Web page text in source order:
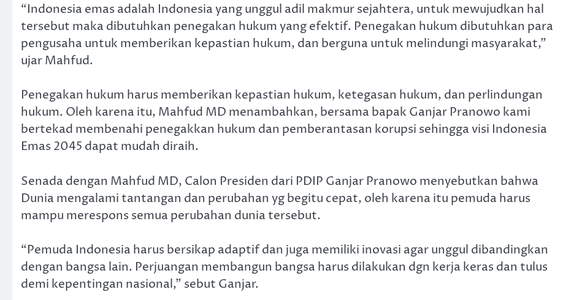
“Indonesia emas adalah Indonesia yang unggul adil makmur sejahtera, untuk mewujudkan hal
tersebut maka dibutuhkan penegakan hukum yang efektif. Penegakan hukum dibutuhkan para
pengusaha untuk memberikan kepastian hukum, dan berguna untuk melindungi masyarakat,”
ujar Mahfud.
Penegakan hukum harus memberikan kepastian hukum, ketegasan hukum, dan perlindungan
hukum. Oleh karena itu, Mahfud MD menambahkan, bersama bapak Ganjar Pranowo kami
bertekad membenahi penegakkan hukum dan pemberantasan korupsi sehingga visi Indonesia
Emas 2045 dapat mudah diraih.
Senada dengan Mahfud MD, Calon Presiden dari PDIP Ganjar Pranowo menyebutkan bahwa
Dunia mengalami tantangan dan perubahan yg begitu cepat, oleh karena itu pemuda harus
mampu merespons semua perubahan dunia tersebut.
“Pemuda Indonesia harus bersikap adaptif dan juga memiliki inovasi agar unggul dibandingkan
dengan bangsa lain. Perjuangan membangun bangsa harus dilakukan dgn kerja keras dan tulus
demi kepentingan nasional,” sebut Ganjar.